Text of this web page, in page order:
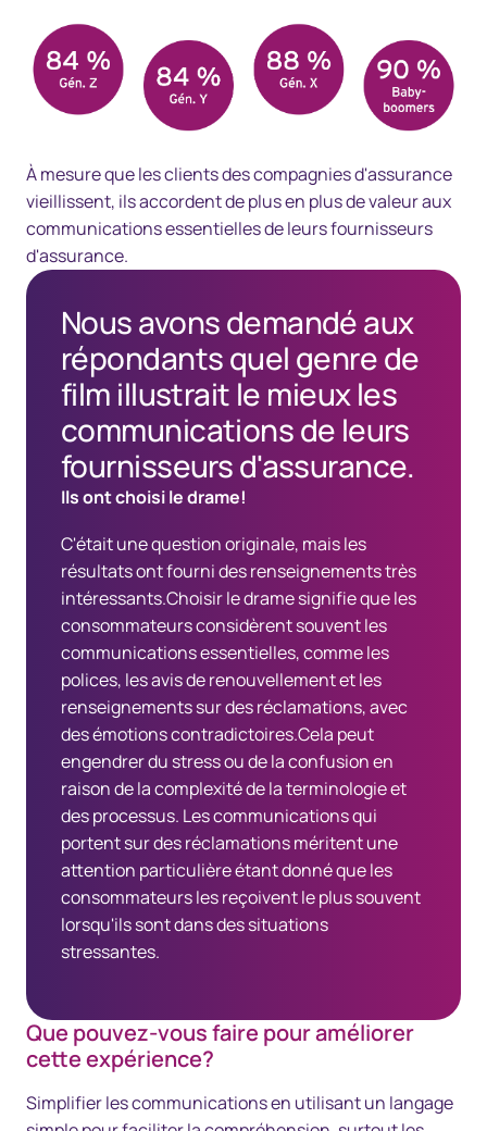
À mesure que les clients des compagnies d'assurance
vieillissent, ils accordent de plus en plus de valeur aux
communications essentielles de leurs fournisseurs
d'assurance.
Nous avons demandé aux
répondants quel genre de
film illustrait le mieux les
communications de leurs
fournisseurs d'assurance.
Ils ont choisi le drame!
C'était une question originale, mais les
résultats ont fourni des renseignements très
intéressants.Choisir le drame signifie que les
consommateurs considèrent souvent les
communications essentielles, comme les
polices, les avis de renouvellement et les
renseignements sur des réclamations, avec
des émotions contradictoires.Cela peut
engendrer du stress ou de la confusion en
raison de la complexité de la terminologie et
des processus. Les communications qui
portent sur des réclamations méritent une
attention particulière étant donné que les
consommateurs les reçoivent le plus souvent
lorsqu'ils sont dans des situations
stressantes.
Que pouvez-vous faire pour améliorer
cette expérience?
Simplifier les communications en utilisant un langage